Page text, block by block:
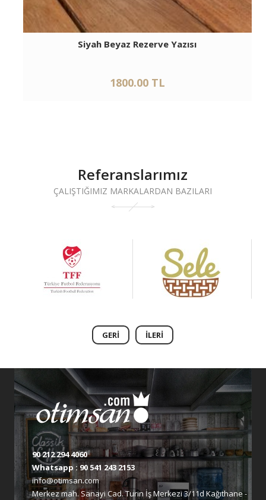
Siyah Beyaz Rezerve Yazısı
1800.00 TL
Referanslarımız
ÇALIŞTIĞIMIZ MARKALARDAN BAZILARI
GERI İLERI
90 212 294 4060
Whatsapp : 90 541 243 2153
info@otimsan.com
Merkez mah. Sanayi Cad. Turin İş Merkezi 3/11d Kağıthane -